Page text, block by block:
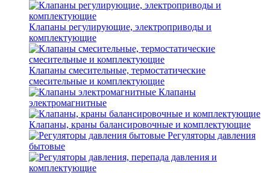
Клапаны регулирующие, электроприводы и
комплектующие
Клапаны смесительные, термостатические
смесительные и комплектующие
Клапаны
электромагнитные
Клапаны, краны балансировочные и комплектующие
Регуляторы давления
бытовые